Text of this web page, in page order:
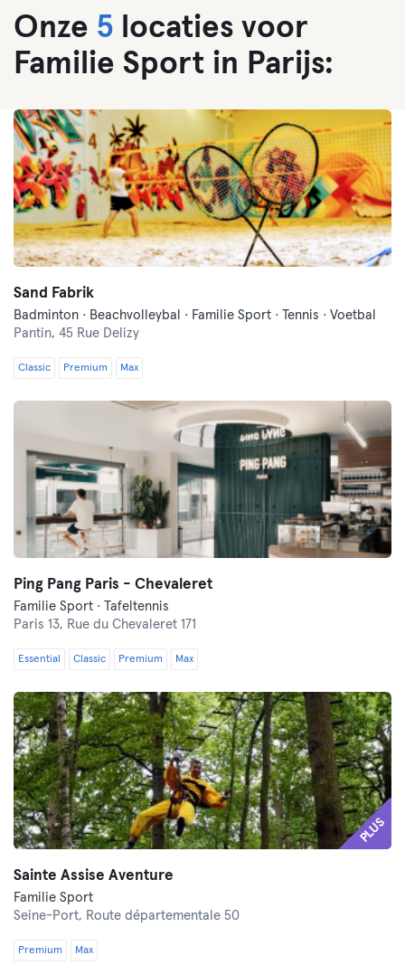
Onze 5 locaties voor
Familie Sport in Parijs:
Sand Fabrik
Badminton · Beachvolleybal · Familie Sport · Tennis · Voetbal
Pantin, 45 Rue Delizy
Classic Premium Max
Ping Pang Paris - Chevaleret
Familie Sport · Tafeltennis
Paris 13, Rue du Chevaleret 171
Essential Classic Premium Max
PLUS
Sainte Assise Aventure
Familie Sport
Seine-Port, Route départementale 50
Premium Max